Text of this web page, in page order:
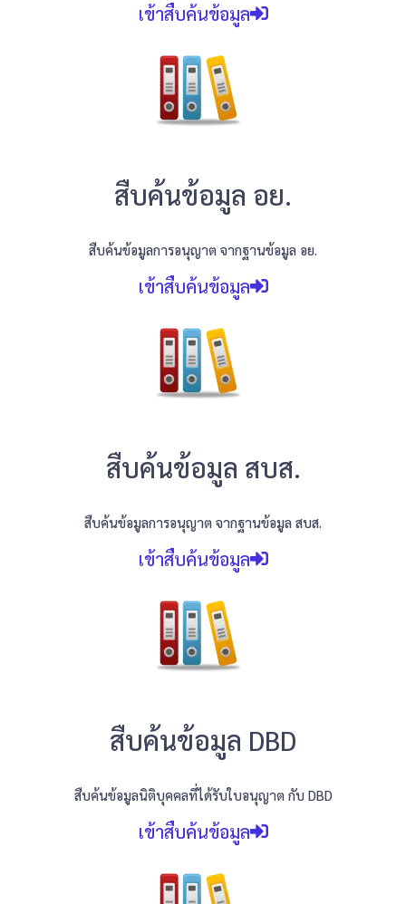
เข้าสืบค้นข้อมูล
สืบค้นข้อมูล อย.
สืบค้นข้อมูลการอนุญาต จากฐานข้อมูล อย.
เข้าสืบค้นข้อมูล
สืบค้นข้อมูล สบส.
สืบค้นข้อมูลการอนุญาต จากฐานข้อมูล สบส.
เข้าสืบค้นข้อมูล
สืบค้นข้อมูล DBD
สืบค้นข้อมูลนิติบุคคลที่ได้รับใบอนุญาต กับ DBD
เข้าสืบค้นข้อมูล